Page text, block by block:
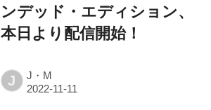
ンデッド・エディション、
本日より配信開始！
J J・M